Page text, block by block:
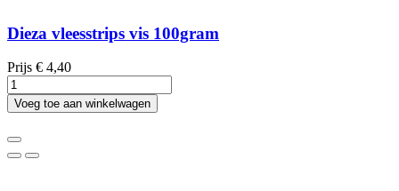
Dieza vleesstrips vis 100gram
Prijs € 4,40
Voeg toe aan winkelwagen